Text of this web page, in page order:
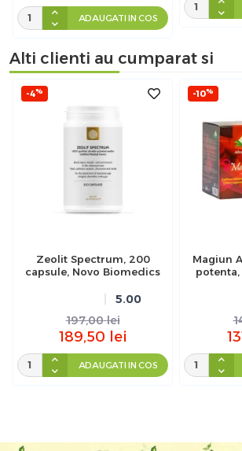
ADAUGATI IN COS
Alti clienti au cumparat si
-4%
Zeolit Spectrum, 200
capsule, Novo Biomedics
5.00
197,00 lei
189,50 lei
ADAUGATI IN COS
-10%
Magiun